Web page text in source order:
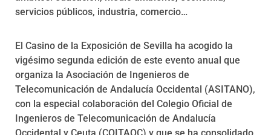
servicios públicos, industria, comercio…
El Casino de la Exposición de Sevilla ha acogido la
vigésimo segunda edición de este evento anual que
organiza la Asociación de Ingenieros de
Telecomunicación de Andalucía Occidental (ASITANO),
con la especial colaboración del Colegio Oficial de
Ingenieros de Telecomunicación de Andalucía